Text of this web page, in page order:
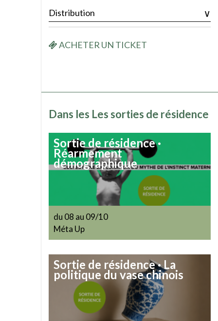
Distribution
ACHETER UN TICKET
Dans les ⁠Les sorties de résidence
Sortie de résidence ·
Réarmement
démographique
du 08 au 09/10
Méta Up
Sortie de résidence · La
politique du vase chinois